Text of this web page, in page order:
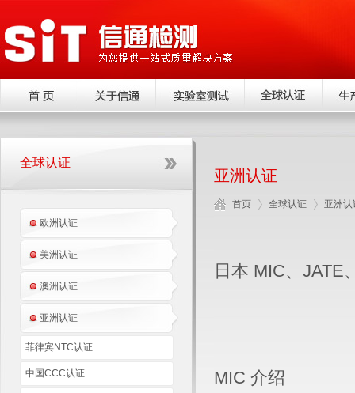
全球认证
欧洲认证
美洲认证
澳洲认证
亚洲认证
菲律宾NTC认证
中国CCC认证
亚洲认证
首页 全球认证 亚洲认
日本 MIC、JATE
MIC 介绍